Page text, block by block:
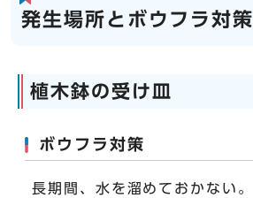
発生場所とボウフラ対策
植木鉢の受け皿
ボウフラ対策
長期間、水を溜めておかない。